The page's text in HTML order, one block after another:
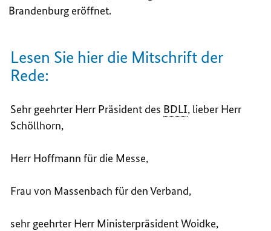
Brandenburg eröffnet.
Lesen Sie hier die Mitschrift der
Rede:
Sehr geehrter Herr Präsident des BDLI, lieber Herr
Schöllhorn,
Herr Hoffmann für die Messe,
Frau von Massenbach für den Verband,
sehr geehrter Herr Ministerpräsident Woidke,